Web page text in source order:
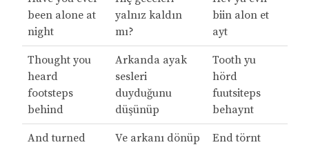
been alone at
night
yalnız kaldın
mı?
biin alon et
ayt
Thought you
heard
footsteps
behind
Arkanda ayak
sesleri
duyduğunu
düşünüp
Tooth yu
hörd
fuutsiteps
behaynt
And turned
Ve arkanı dönüp
End törnt